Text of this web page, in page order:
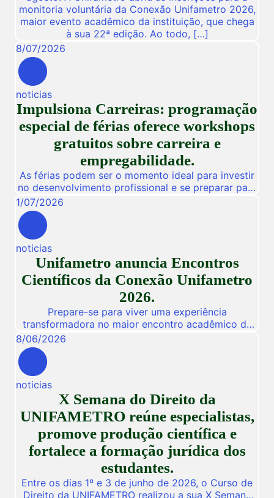
monitoria voluntária da Conexão Unifametro 2026,
maior evento acadêmico da instituição, que chega
à sua 22ª edição. Ao todo, […]
8/07/2026
noticias
Impulsiona Carreiras: programação
especial de férias oferece workshops
gratuitos sobre carreira e
empregabilidade.
As férias podem ser o momento ideal para investir
no desenvolvimento profissional e se preparar para
novas oportunidades no mercado de trabalho.
Pensando nisso, a Unifametro Carreiras promoverá,
de 27 a 31 de julho, o Impulsiona Carreiras, uma
programação especial de férias composta por
workshops online e gratuitos voltados para alunos,
egressos e público interessado. […]
1/07/2026
noticias
Unifametro anuncia Encontros
Científicos da Conexão Unifametro
2026.
Prepare-se para viver uma experiência
transformadora no maior encontro acadêmico da
nossa instituição! De 03 a 05 de Novembro de
2026, a Unifametro abre suas portas para a
Conexão Unifametro 2026, um evento presencial
dedicado a fomentar a inovação, a troca de
vivências profissionais e a disseminação de
descobertas científicas. Com o propósito central
de […]
8/06/2026
noticias
X Semana do Direito da
UNIFAMETRO reúne especialistas,
promove produção científica e
fortalece a formação jurídica dos
estudantes.
Entre os dias 1º e 3 de junho de 2026, o Curso de
Direito da UNIFAMETRO realizou a sua X Semana